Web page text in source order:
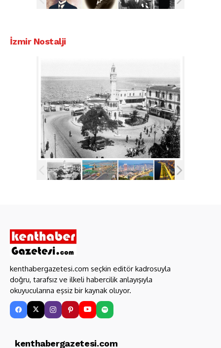
İzmir Nostalji
kenthabergazetesi.com seçkin editör kadrosuyla
doğru, tarafsız ve ilkeli habercilik anlayışıyla
okuyucularına eşsiz bir kaynak oluyor.
kenthabergazetesi.com